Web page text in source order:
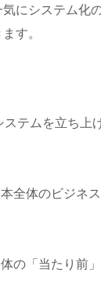
にシステム化
す。
テムを立ち上
全体のビジネ
の「当たり前